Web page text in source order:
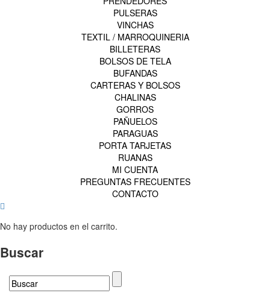
PULSERAS
VINCHAS
TEXTIL / MARROQUINERIA
BILLETERAS
BOLSOS DE TELA
BUFANDAS
CARTERAS Y BOLSOS
CHALINAS
GORROS
PAÑUELOS
PARAGUAS
PORTA TARJETAS
RUANAS
MI CUENTA
PREGUNTAS FRECUENTES
CONTACTO
No hay productos en el carrito.
Buscar